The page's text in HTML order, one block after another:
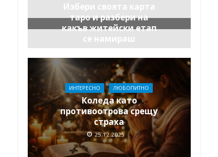
Избери своята карта
таро и разбери на
какъв житейски етап
се намираш
ИНТЕРЕСНО ЛЮБОПИТНО
Коледа като
противоотрова срещу
страха
25.12.2025